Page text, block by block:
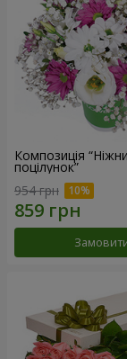
Композиція
поцілунок”
954 грн